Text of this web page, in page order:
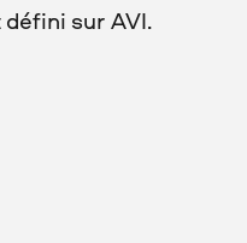
sur AVI.